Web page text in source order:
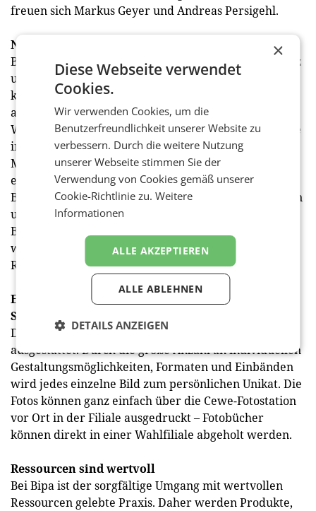
freuen sich Markus Geyer und Andreas Persigehl.
Nachhaltig denken und handeln
Bipa legt außerdem großen Wert auf Energieeffizienz
und die konsequente Förderung von erneuerbaren,
klimaschonenden Energiequellen. Bipa bezieht
ausschließlich Grünstrom aus österreichischer
Wasserkraft. In der Filiale in 1040 Wien werden – wie
in allen Neu- und Umbauten – zudem weitere
Maßnahmen zur Erhöhung der Energieeffizienz
eingesetzt. Dazu gehören unter anderem LED-
Beleuchtung sowie Wärmepumpen zum Klimatisieren
und Heizen. Dadurch entfällt der Einsatz fossiler
Brennstoffe, die Beleuchtung braucht rund 50%
weniger Strom und sorgt so für eine deutliche
Reduktion an CO2-Emissionen.
Einkaufserlebnis mit zusätzlichen
Serviceleistungen
Die neue Bipa-Filiale ist mit einer Cewe-Fotostation
ausgestattet. Durch die große Anzahl an individuellen
Gestaltungsmöglichkeiten, Formaten und Einbänden
wird jedes einzelne Bild zum persönlichen Unikat. Die
Fotos können ganz einfach über die Cewe-Fotostation
vor Ort in der Filiale ausgedruckt – Fotobücher
können direkt in einer Wahlfiliale abgeholt werden.
Ressourcen sind wertvoll
Bei Bipa ist der sorgfältige Umgang mit wertvollen
Ressourcen gelebte Praxis. Daher werden Produkte,
×
Diese Webseite verwendet
Cookies.
Wir verwenden Cookies, um die
Benutzerfreundlichkeit unserer Website zu
verbessern. Durch die weitere Nutzung
unserer Webseite stimmen Sie der
Verwendung von Cookies gemäß unserer
Cookie-Richtlinie zu.Weitere
Informationen
ALLE AKZEPTIEREN
ALLE ABLEHNEN
DETAILS ANZEIGEN